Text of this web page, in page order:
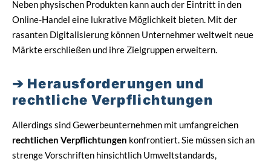
Neben physischen Produkten kann auch der Eintritt in den
Online-Handel eine lukrative Möglichkeit bieten. Mit der
rasanten Digitalisierung können Unternehmer weltweit neue
Märkte erschließen und ihre Zielgruppen erweitern.
Herausforderungen und
rechtliche Verpflichtungen
Allerdings sind Gewerbeunternehmen mit umfangreichen
rechtlichen Verpflichtungen konfrontiert. Sie müssen sich an
strenge Vorschriften hinsichtlich Umweltstandards,